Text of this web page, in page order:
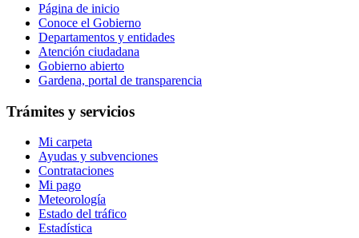
Página de inicio
Conoce el Gobierno
Departamentos y entidades
Atención ciudadana
Gobierno abierto
Gardena, portal de transparencia
Trámites y servicios
Mi carpeta
Ayudas y subvenciones
Contrataciones
Mi pago
Meteorología
Estado del tráfico
Estadística